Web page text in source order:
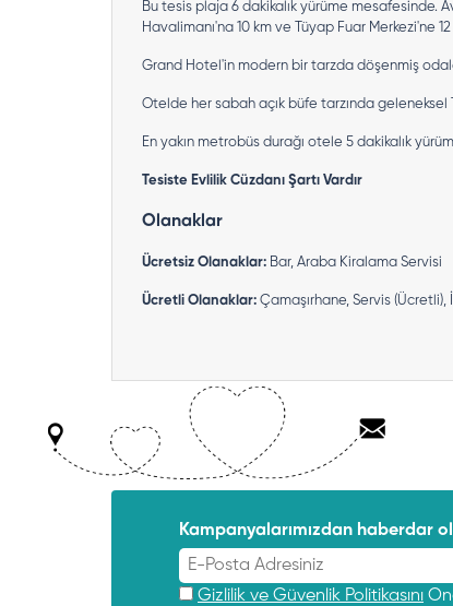
Bu tesis plaja 6 dakikalık yürüme mesafesinde.
Havalimanı'na 10 km ve Tüyap Fuar Merkezi'ne
Grand Hotel'in modern bir tarzda döşenmiş
Otelde her sabah açık büfe tarzında geleneksel
En yakın metrobüs durağı otele 5 dakikalık
Tesiste Evlilik Cüzdanı Şartı Vardır
Olanaklar
Ücretsiz Olanaklar: Bar, Araba Kiralama Servisi
Ücretli Olanaklar: Çamaşırhane, Servis
Kampanyalarımızdan haberdar
Gizlilik ve Güvenlik Politikasını